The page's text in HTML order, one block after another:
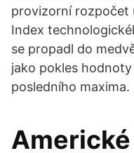
provizorní rozpočet
Index
se propadl do
jako pokles
posledního maxima.